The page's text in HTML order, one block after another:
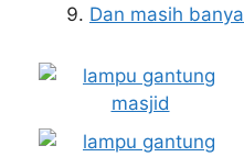
Dan masih